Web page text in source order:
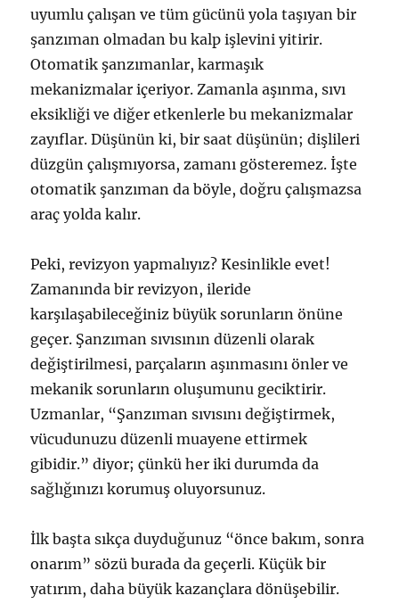
uyumlu çalışan ve tüm gücünü yola taşıyan bir
şanzıman olmadan bu kalp işlevini yitirir.
Otomatik şanzımanlar, karmaşık
mekanizmalar içeriyor. Zamanla aşınma, sıvı
eksikliği ve diğer etkenlerle bu mekanizmalar
zayıflar. Düşünün ki, bir saat düşünün; dişlileri
düzgün çalışmıyorsa, zamanı gösteremez. İşte
otomatik şanzıman da böyle, doğru çalışmazsa
araç yolda kalır.
Peki, revizyon yapmalıyız? Kesinlikle evet!
Zamanında bir revizyon, ileride
karşılaşabileceğiniz büyük sorunların önüne
geçer. Şanzıman sıvısının düzenli olarak
değiştirilmesi, parçaların aşınmasını önler ve
mekanik sorunların oluşumunu geciktirir.
Uzmanlar, “Şanzıman sıvısını değiştirmek,
vücudunuzu düzenli muayene ettirmek
gibidir.” diyor; çünkü her iki durumda da
sağlığınızı korumuş oluyorsunuz.
İlk başta sıkça duyduğunuz “önce bakım, sonra
onarım” sözü burada da geçerli. Küçük bir
yatırım, daha büyük kazançlara dönüşebilir.